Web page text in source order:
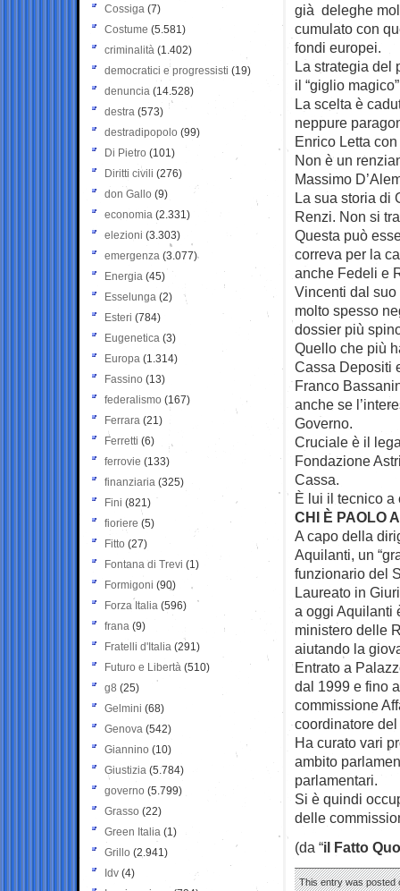
già deleghe
cumulato con
fondi europei.
La strategia del
il “giglio
La scelta è
neppure
Enrico Letta
Non è un
Massimo
La sua storia di
Renzi. Non si
Questa può
correva per la
anche Fedeli e
Vincenti dal
molto spesso
dossier più
Quello che più
Cassa Depositi
Franco
anche se
Governo.
Cruciale è il
Fondazione
Cassa.
È lui il tecnico
CHI È PAOLO
A capo della
Aquilanti, un
funzionario del
Laureato in
a oggi Aquilanti
ministero delle
aiutando la
Entrato a
dal 1999 e fino
commissione
coordinatore
Ha curato vari
ambito
parlamentari.
Si è quindi
delle
(da “il Fatto
This entry was posted
Cossiga (7)
Costume (5.581)
criminalità (1.402)
democratici e progressisti (19)
denuncia (14.528)
destra (573)
destradipopolo (99)
Di Pietro (101)
Diritti civili (276)
don Gallo (9)
economia (2.331)
elezioni (3.303)
emergenza (3.077)
Energia (45)
Esselunga (2)
Esteri (784)
Eugenetica (3)
Europa (1.314)
Fassino (13)
federalismo (167)
Ferrara (21)
Ferretti (6)
ferrovie (133)
finanziaria (325)
Fini (821)
fioriere (5)
Fitto (27)
Fontana di Trevi (1)
Formigoni (90)
Forza Italia (596)
frana (9)
Fratelli d'Italia (291)
Futuro e Libertà (510)
g8 (25)
Gelmini (68)
Genova (542)
Giannino (10)
Giustizia (5.784)
governo (5.799)
Grasso (22)
Green Italia (1)
Grillo (2.941)
Idv (4)